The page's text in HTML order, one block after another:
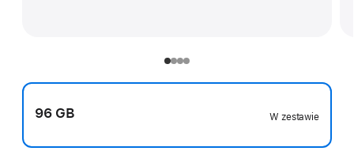
96 GB W zestawie